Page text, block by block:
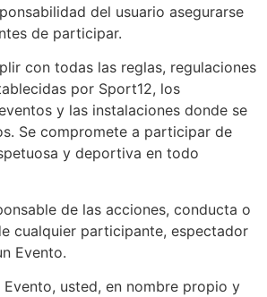
del usuario asegurarse
de participar.
con todas las reglas, regulaciones
por Sport12, los
y las instalaciones donde se
Se compromete a participar de
y deportiva en todo
de las acciones, conducta o
cualquier participante, espectador
Evento.
usted, en nombre propio y